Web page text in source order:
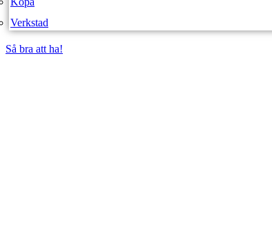
Verkstad
Så bra att ha!